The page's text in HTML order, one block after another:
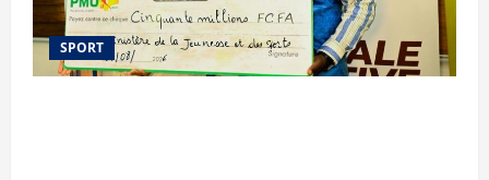
SPORT